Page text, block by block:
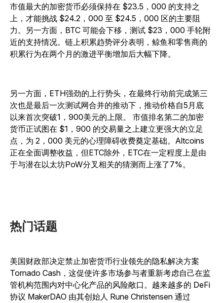
市值最大的加密货币必须保持在 $23.5，000 的支持之
上，才能挑战 $24.2，000 至 $24.5，000 区的主要阻
力。另一方面，BTC 可能会下移，测试 $23，000 手轮附
近的支持情况。链上积累趋势评分表明，鲸鱼和零售商的
积累行为在两个月的激进平衡增加后大幅下降。
另一方面，ETH强劲的上行势头，在最终行动前完成第三
次也是最后一次测试网合并的推动下，推动价格自5月底
以来首次突破1，900美元的上限。 市值排名第二的加密
货币正试图在 $1，900 的交易量之上建立更强大的立足
点，为 2，000 美元的心理障碍收费奠定基础。Altcoins
正在全面调整收益，但ETC除外，ETC在一定程度上是由
于与潜在以太坊PoW分叉相关的猜测而上涨了7%。
热门话题
美国财政部决定禁止加密货币行业领先的隐私解决方案
Tornado Cash，这促使许多市场参与者重新考虑自己在监
管机构范围内对中心化产品的风险敞口。越来越多的 DeFi
协议 MakerDAO 由其创始人 Rune Christensen 通过